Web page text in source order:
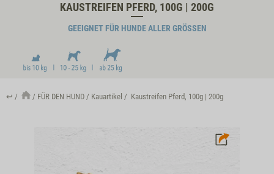
KAUSTREIFEN PFERD, 100G | 200G
GEEIGNET FÜR HUNDE ALLER GRÖSSEN
↩ FÜR DEN HUND Kauartikel Kaustreifen Pferd, 100g | 200g